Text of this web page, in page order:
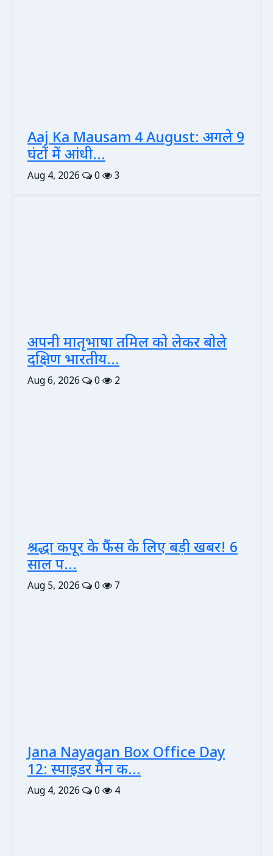
Aaj Ka Mausam 4 August: अगले 9
घंटों में आंधी...
Aug 4, 2026 0 3
अपनी मातृभाषा तमिल को लेकर बोले
दक्षिण भारतीय...
Aug 6, 2026 0 2
श्रद्धा कपूर के फैंस के लिए बड़ी खबर! 6
साल प...
Aug 5, 2026 0 7
Jana Nayagan Box Office Day
12: स्पाइडर मैन क...
Aug 4, 2026 0 4